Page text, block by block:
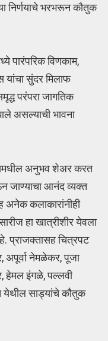
निर्णयाचे भरभरून कौतुक
पारंपरिक विणकाम,
सुंदर मिलाफ
परंपरा जागतिक
असल्याची भावना
अनुभव शेअर करत
जाण्याचा आनंद व्यक्त
अनेक कलाकारांनीही
हा खात्रीशीर येवला
प्राजक्तासह चित्रपट
अपूर्वा नेमळेकर, पूजा
हेमल इंगळे, पल्लवी
येथील साड्यांचे कौतुक